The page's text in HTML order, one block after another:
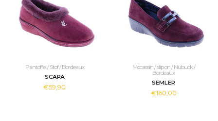
Pantoffel / Stof / Bordeaux
SCAPA
€59,90
Mocassin / slip on / Nubuck /
Bordeaux
SEMLER
€160,00